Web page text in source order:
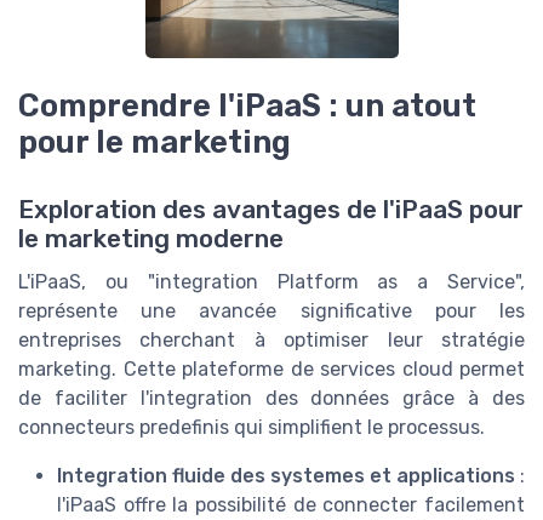
Comprendre l'iPaaS : un atout
pour le marketing
Exploration des avantages de l'iPaaS pour
le marketing moderne
L'iPaaS, ou "integration Platform as a Service",
représente une avancée significative pour les
entreprises cherchant à optimiser leur stratégie
marketing. Cette plateforme de services cloud permet
de faciliter l'integration des données grâce à des
connecteurs predefinis qui simplifient le processus.
Integration fluide des systemes et applications :
l'iPaaS offre la possibilité de connecter facilement